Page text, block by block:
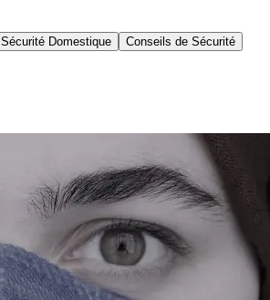
Sécurité Domestique Conseils de Sécurité